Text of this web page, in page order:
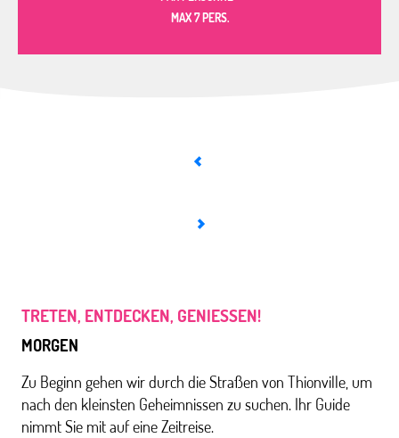
MAX 7 PERS.
TRETEN, ENTDECKEN, GENIESSEN!
MORGEN
Zu Beginn gehen wir durch die Straßen von Thionville, um
nach den kleinsten Geheimnissen zu suchen. Ihr Guide
nimmt Sie mit auf eine Zeitreise.